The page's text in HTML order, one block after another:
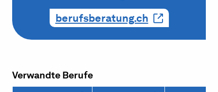
berufsberatung.ch
Verwandte Berufe